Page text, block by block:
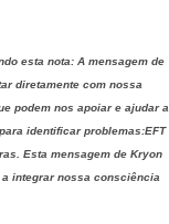
esta nota: A mensagem de
diretamente com nossa
podem nos apoiar e ajudar a
identificar problemas:EFT
Esta mensagem de Kryon
integrar nossa consciência